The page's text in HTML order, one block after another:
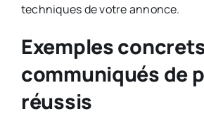
techniques de votre annonce.
Exemples
communiqués de
réussis